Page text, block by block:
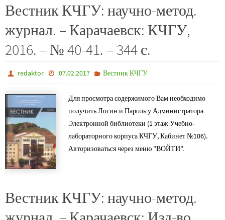
Вестник КЧГУ: научно-метод.
журнал. – Карачаевск: КЧГУ,
2016. – № 40-41. – 344 с.
redaktor 07.02.2017 Вестник КЧГУ
Для просмотра содержимого Вам необходимо
получить Логин и Пароль у Администратора
Электронной библиотеки (1 этаж Учебно-
лабораторного корпуса КЧГУ, Кабинет №106).
Авторизоваться через меню "ВОЙТИ".
Вестник КЧГУ: научно-метод.